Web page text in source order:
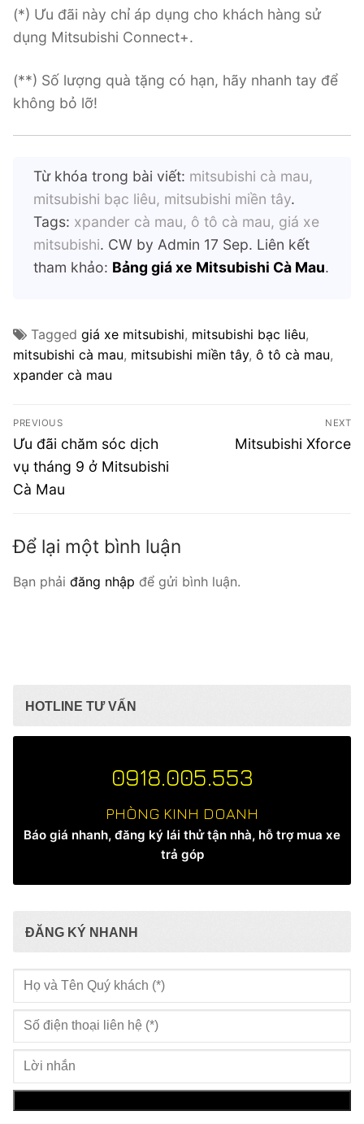
(*) Ưu đãi này chỉ áp dụng cho khách hàng sử
dụng Mitsubishi Connect+.
(**) Số lượng quà tặng có hạn, hãy nhanh tay để
không bỏ lỡ!
Từ khóa trong bài viết: mitsubishi cà mau,
mitsubishi bạc liêu, mitsubishi miền tây.
Tags: xpander cà mau, ô tô cà mau, giá xe
mitsubishi. CW by Admin 17 Sep. Liên kết
tham khảo: Bảng giá xe Mitsubishi Cà Mau.
Tagged giá xe mitsubishi, mitsubishi bạc liêu,
mitsubishi cà mau, mitsubishi miền tây, ô tô cà mau,
xpander cà mau
Điều
hướng
bài
viết
PREVIOUS
Previous
post:
Ưu đãi chăm sóc dịch
vụ tháng 9 ở Mitsubishi
Cà Mau
NEXT
Next
Mitsubishi Xforce
Để lại một bình luận
Bạn phải đăng nhập để gửi bình luận.
HOTLINE TƯ VẤN
0918.005.553
PHÒNG KINH DOANH
Báo giá nhanh, đăng ký lái thử tận nhà, hỗ trợ mua xe
trả góp
ĐĂNG KÝ NHANH